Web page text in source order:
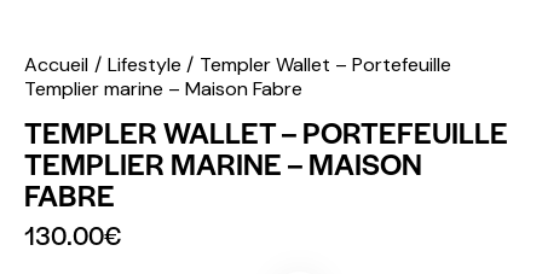
Accueil Lifestyle
Templer Wallet – Portefeuille
Templier marine – Maison Fabre
TEMPLER WALLET – PORTEFEUILLE
TEMPLIER MARINE – MAISON
FABRE
130.00€